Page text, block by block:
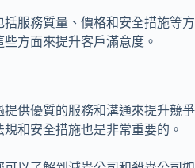
服務質量、價格和安全措施等方
方面來提升客戶滿意度。
供優質的服務和溝通來提升競爭
和安全措施也是非常重要的。